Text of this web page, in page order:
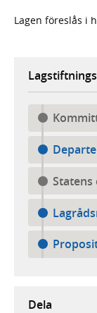
Lagen föreslås i
Dela